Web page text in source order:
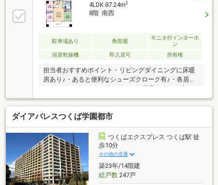
4LDK 87.24m2
8階 南西
駐車場あり 角部屋
モニタ付インターホ
ン
浴室乾燥機
即入居可 所有権
担当者おすすめポイント・リビングダイニングに床暖
房あり♪・あると便利なシューズクローク有♪・各居室
復工事後の為、きれいなお部屋♪・商業施設や、クリ
ニック等生活に必要な施設が徒歩10分圏内に有り♪・
圏央道つくば西スマートインター近く♪・現在空室の
為、本日内覧可♪・ペット飼育相談可（1室につき、2
頭羽まで）成長時体長50センチ未満、体重12キロ未満
等制限有。
ダイアパレスつくば学園都市
つくばエクスプレス つくば駅 徒
歩10分
その他の交通
築23年/14階建
総戸数247戸